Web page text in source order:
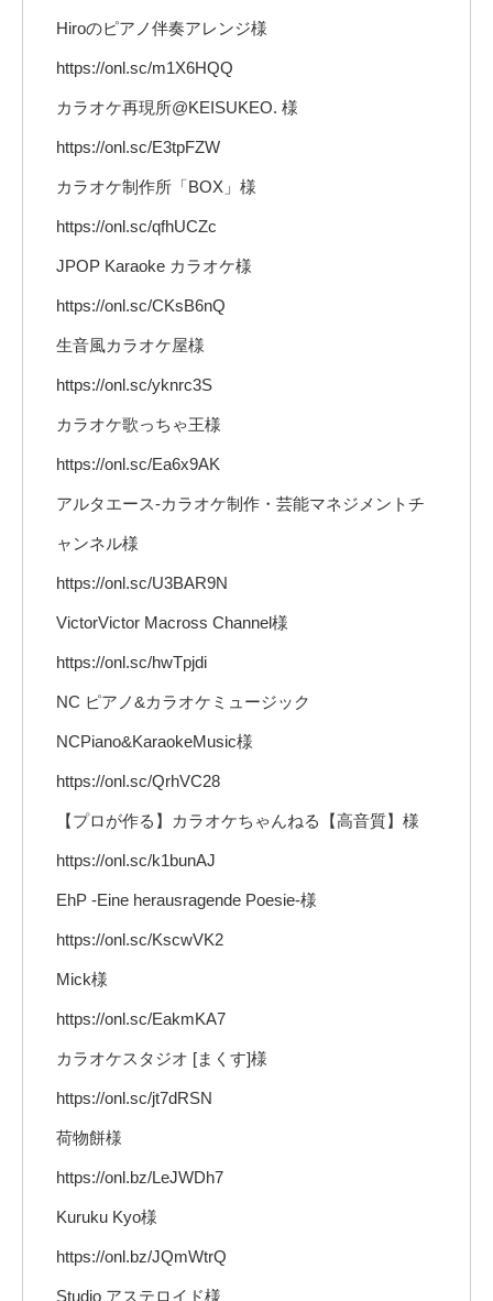
Hiroのピアノ伴奏アレンジ様
https://onl.sc/m1X6HQQ
カラオケ再現所@KEISUKEO. 様
https://onl.sc/E3tpFZW
カラオケ制作所「BOX」様
https://onl.sc/qfhUCZc
JPOP Karaoke カラオケ様
https://onl.sc/CKsB6nQ
生音風カラオケ屋様
https://onl.sc/yknrc3S
カラオケ歌っちゃ王様
https://onl.sc/Ea6x9AK
アルタエース-カラオケ制作・芸能マネジメントチ
ャンネル様
https://onl.sc/U3BAR9N
VictorVictor Macross Channel様
https://onl.sc/hwTpjdi
NC ピアノ&カラオケミュージック
NCPiano&KaraokeMusic様
https://onl.sc/QrhVC28
【プロが作る】カラオケちゃんねる【高音質】様
https://onl.sc/k1bunAJ
EhP -Eine herausragende Poesie-様
https://onl.sc/KscwVK2
Mick様
https://onl.sc/EakmKA7
カラオケスタジオ [まくす]様
https://onl.sc/jt7dRSN
荷物餅様
https://onl.bz/LeJWDh7
Kuruku Kyo様
https://onl.bz/JQmWtrQ
Studio アステロイド様